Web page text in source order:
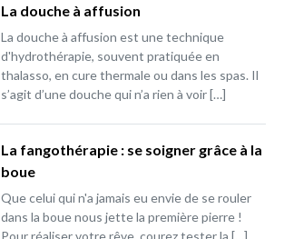
La douche à affusion
La douche à affusion est une technique
d'hydrothérapie, souvent pratiquée en
thalasso, en cure thermale ou dans les spas. Il
s’agit d’une douche qui n’a rien à voir […]
La fangothérapie : se soigner grâce à la
boue
Que celui qui n'a jamais eu envie de se rouler
dans la boue nous jette la première pierre !